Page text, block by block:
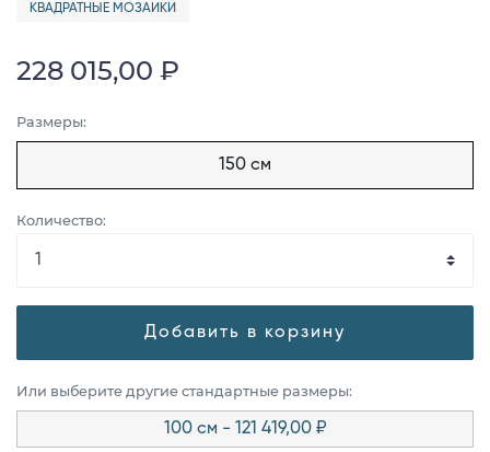
КВАДРАТНЫЕ МОЗАИКИ
228 015,00 ₽
Размеры:
150 см
Количество:
Добавить в корзину
Или выберите другие стандартные размеры:
100 см - 121 419,00 ₽